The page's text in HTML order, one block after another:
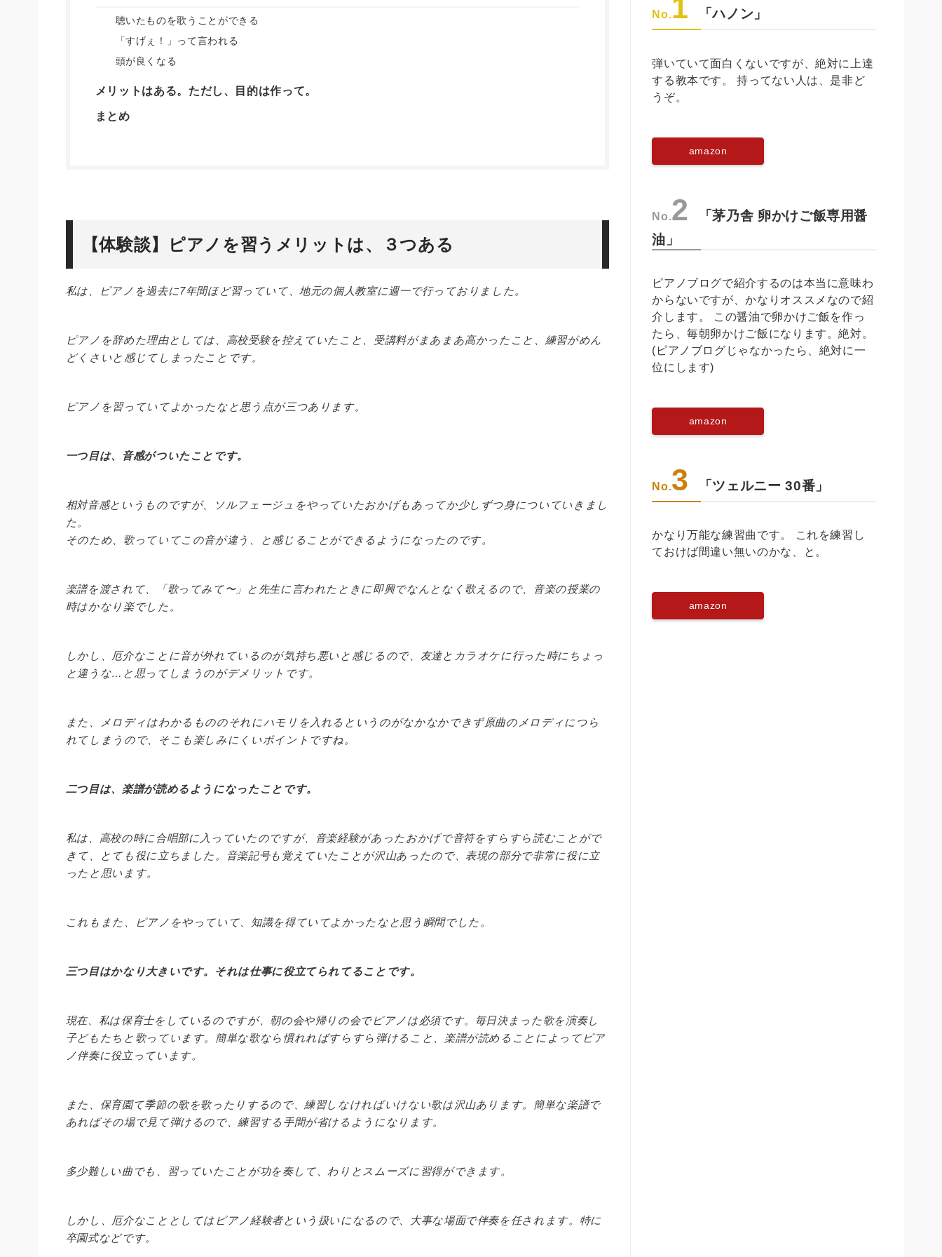
聴いたものを歌うことができる
「すげぇ！」って言われる
頭が良くなる
メリットはある。ただし、目的は作って。
まとめ
【体験談】ピアノを習うメリットは、３つある
私は、ピアノを過去に7年間ほど習っていて、地元の個人教室に週一で行っておりました。
ピアノを辞めた理由としては、高校受験を控えていたこと、受講料がまあまあ高かったこと、練習がめん
どくさいと感じてしまったことです。
ピアノを習っていてよかったなと思う点が三つあります。
一つ目は、音感がついたことです。
相対音感というものですが、ソルフェージュをやっていたおかげもあってか少しずつ身についていきまし
た。
そのため、歌っていてこの音が違う、と感じることができるようになったのです。
楽譜を渡されて、「歌ってみて〜」と先生に言われたときに即興でなんとなく歌えるので、音楽の授業の
時はかなり楽でした。
しかし、厄介なことに音が外れているのが気持ち悪いと感じるので、友達とカラオケに行った時にちょっ
と違うな…と思ってしまうのがデメリットです。
また、メロディはわかるもののそれにハモリを入れるというのがなかなかできず原曲のメロディにつら
れてしまうので、そこも楽しみにくいポイントですね。
二つ目は、楽譜が読めるようになったことです。
私は、高校の時に合唱部に入っていたのですが、音楽経験があったおかげで音符をすらすら読むことがで
きて、とても役に立ちました。音楽記号も覚えていたことが沢山あったので、表現の部分で非常に役に立
ったと思います。
これもまた、ピアノをやっていて、知識を得ていてよかったなと思う瞬間でした。
三つ目はかなり大きいです。それは仕事に役立てられてることです。
現在、私は保育士をしているのですが、朝の会や帰りの会でピアノは必須です。毎日決まった歌を演奏し
子どもたちと歌っています。簡単な歌なら慣れればすらすら弾けること、楽譜が読めることによってピア
ノ伴奏に役立っています。
また、保育園て季節の歌を歌ったりするので、練習しなければいけない歌は沢山あります。簡単な楽譜で
あればその場で見て弾けるので、練習する手間が省けるようになります。
多少難しい曲でも、習っていたことが功を奏して、わりとスムーズに習得ができます。
しかし、厄介なこととしてはピアノ経験者という扱いになるので、大事な場面で伴奏を任されます。特に
卒園式などです。
No.1 「ハノン」
弾いていて面白くないですが、絶対に上達
する教本です。 持ってない人は、是非ど
うぞ。
amazon
No.2
「茅乃舎 卵かけご飯専用醤
油」
ピアノブログで紹介するのは本当に意味わ
からないですが、かなりオススメなので紹
介します。 この醤油で卵かけご飯を作っ
たら、毎朝卵かけご飯になります。絶対。
(ピアノブログじゃなかったら、絶対に一
位にします)
amazon
No.3 「ツェルニー 30番」
かなり万能な練習曲です。 これを練習し
ておけば間違い無いのかな、と。
amazon